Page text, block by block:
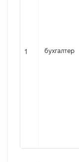
1 бухгалтер